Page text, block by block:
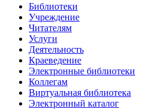
Библиотеки
Учреждение
Читателям
Услуги
Деятельность
Краеведение
Электронные библиотеки
Коллегам
Виртуальная библиотека
Электронный каталог